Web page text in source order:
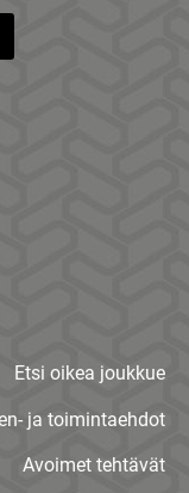
Etsi oikea joukkue
ja toimintaehdot
Avoimet tehtävät